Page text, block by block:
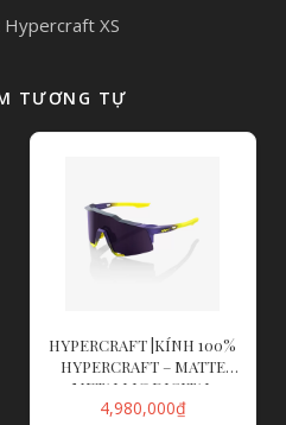
TƯƠNG TỰ
HYPERCRAFT |KÍNH 100%
HYPERCRAFT – MATTE
METALLIC DIGITAL
BRIGHTS DARK PURPLE
4,980,000₫